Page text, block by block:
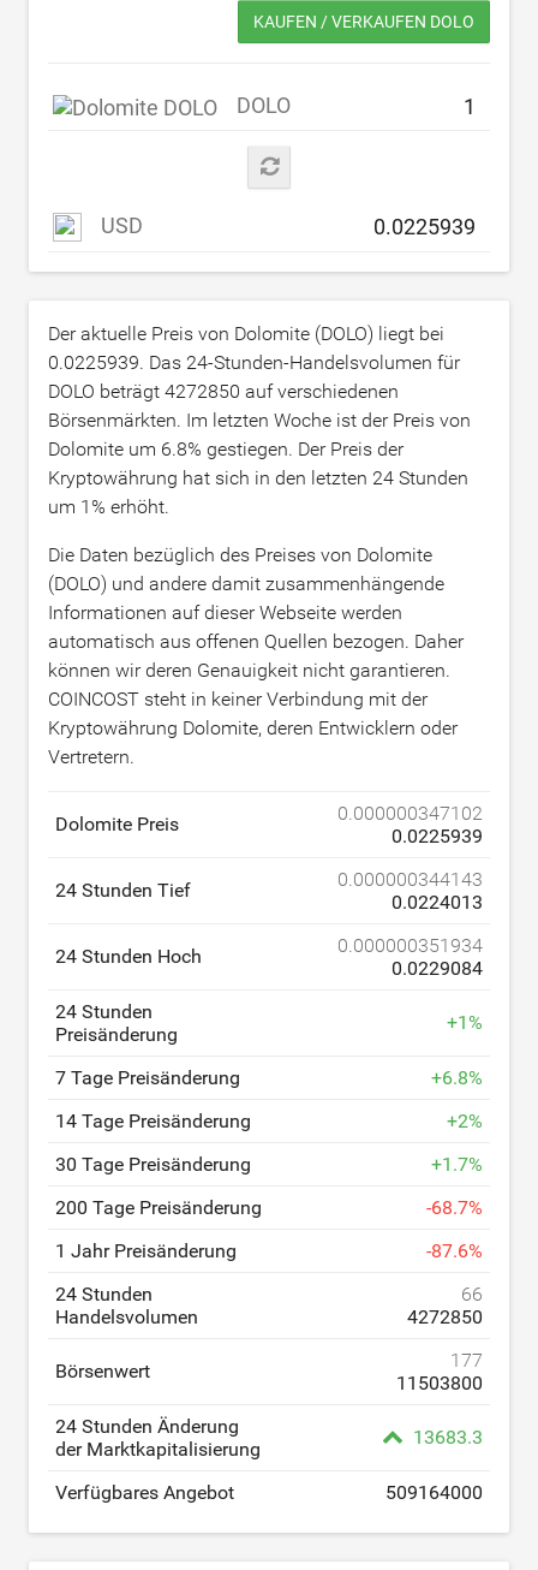
KAUFEN / VERKAUFEN DOLO
DOLO
USD
Der aktuelle Preis von Dolomite (DOLO) liegt bei
0.0225939. Das 24-Stunden-Handelsvolumen für
DOLO beträgt 4272850 auf verschiedenen
Börsenmärkten. Im letzten Woche ist der Preis von
Dolomite um 6.8% gestiegen. Der Preis der
Kryptowährung hat sich in den letzten 24 Stunden
um 1% erhöht.
Die Daten bezüglich des Preises von Dolomite
(DOLO) und andere damit zusammenhängende
Informationen auf dieser Webseite werden
automatisch aus offenen Quellen bezogen. Daher
können wir deren Genauigkeit nicht garantieren.
COINCOST steht in keiner Verbindung mit der
Kryptowährung Dolomite, deren Entwicklern oder
Vertretern.
Dolomite Preis
0.000000347102
0.0225939
24 Stunden Tief
0.000000344143
0.0224013
24 Stunden Hoch
0.000000351934
0.0229084
24 Stunden
Preisänderung
+1%
7 Tage Preisänderung +6.8%
14 Tage Preisänderung
+2%
30 Tage Preisänderung
+1.7%
200 Tage Preisänderung
-68.7%
1 Jahr Preisänderung
-87.6%
24 Stunden
Handelsvolumen
66
4272850
Börsenwert
177
11503800
24 Stunden Änderung
der Marktkapitalisierung
13683.3
Verfügbares Angebot 509164000